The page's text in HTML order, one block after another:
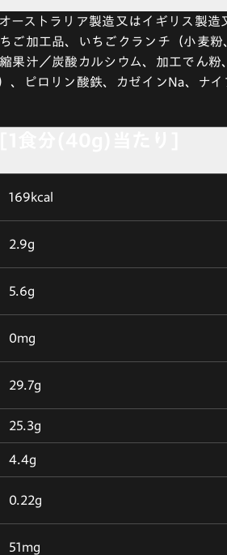
ーストラリア製造又はイギリス製
ご加工品、いちごクランチ（小麦
果汁／炭酸カルシウム、加工でん
、ピロリン酸鉄、カゼインNa、ナ
169kcal
2.9g
5.6g
0mg
29.7g
25.3g
4.4g
0.22g
51mg